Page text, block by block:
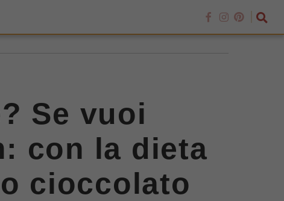
Se vuoi
con la dieta
cioccolato